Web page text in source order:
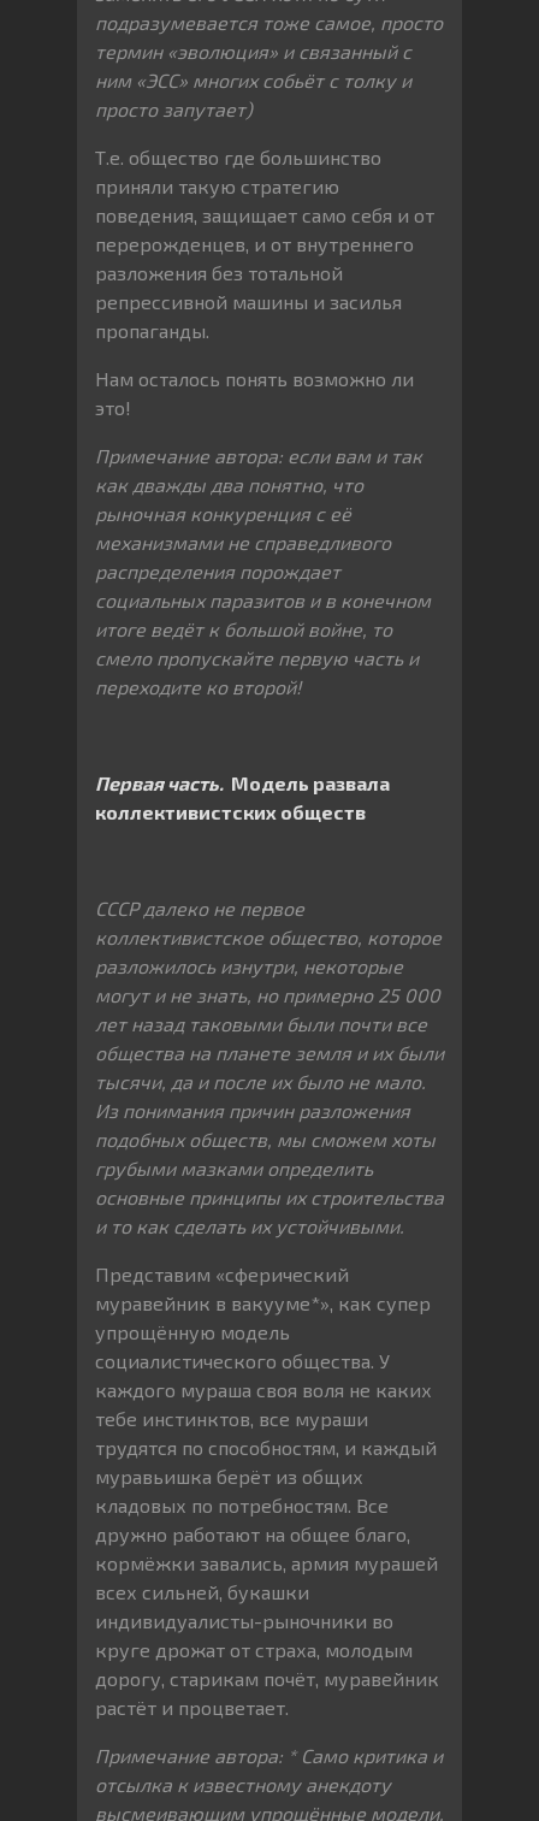
подразумевается тоже самое, просто
термин «эволюция» и связанный с
ним «ЭСС» многих собьёт с толку и
просто запутает)
Т.е. общество где большинство
приняли такую стратегию
поведения, защищает само себя и от
перерожденцев, и от внутреннего
разложения без тотальной
репрессивной машины и засилья
пропаганды.
Нам осталось понять возможно ли
это!
Примечание автора: если вам и так
как дважды два понятно, что
рыночная конкуренция с её
механизмами не справедливого
распределения порождает
социальных паразитов и в конечном
итоге ведёт к большой войне, то
смело пропускайте первую часть и
переходите ко второй!
Первая часть. Модель развала
коллективистских обществ
СССР далеко не первое
коллективистское общество, которое
разложилось изнутри, некоторые
могут и не знать, но примерно 25 000
лет назад таковыми были почти все
общества на планете земля и их были
тысячи, да и после их было не мало.
Из понимания причин разложения
подобных обществ, мы сможем хоты
грубыми мазками определить
основные принципы их строительства
и то как сделать их устойчивыми.
Представим «сферический
муравейник в вакууме*», как супер
упрощённую модель
социалистического общества. У
каждого мураша своя воля не каких
тебе инстинктов, все мураши
трудятся по способностям, и каждый
муравьишка берёт из общих
кладовых по потребностям. Все
дружно работают на общее благо,
кормёжки завались, армия мурашей
всех сильней, букашки
индивидуалисты-рыночники во
круге дрожат от страха, молодым
дорогу, старикам почёт, муравейник
растёт и процветает.
Примечание автора: * Само критика и
отсылка к известному анекдоту
высмеивающим упрощённые модели,